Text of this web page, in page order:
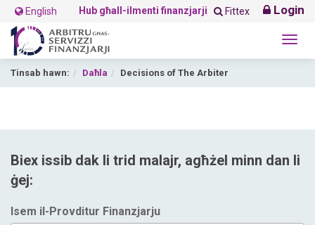
English Hub għall-ilmenti finanzjarji Fittex Login
Tinsab hawn: Daħla Decisions of The Arbiter
Biex issib dak li trid malajr, agħżel minn dan li
ġej:
Isem il-Provditur Finanzjarju